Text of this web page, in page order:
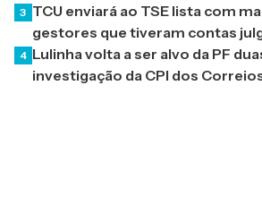
3 TCU enviará ao TSE lista com
gestores que tiveram contas
4 Lulinha volta a ser alvo da PF
investigação da CPI dos